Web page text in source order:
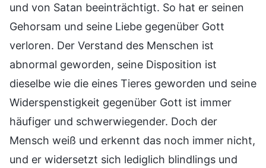
und von Satan beeinträchtigt. So hat er seinen
Gehorsam und seine Liebe gegenüber Gott
verloren. Der Verstand des Menschen ist
abnormal geworden, seine Disposition ist
dieselbe wie die eines Tieres geworden und seine
Widerspenstigkeit gegenüber Gott ist immer
häufiger und schwerwiegender. Doch der
Mensch weiß und erkennt das noch immer nicht,
und er widersetzt sich lediglich blindlings und